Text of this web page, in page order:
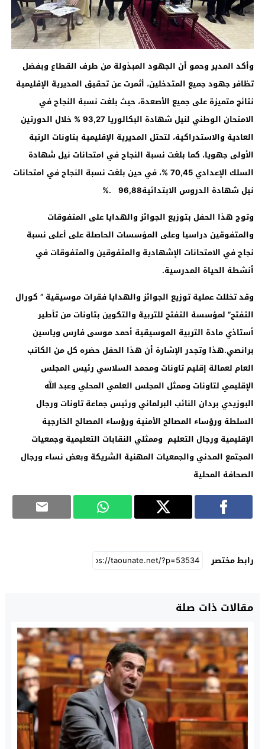
وأكد المدير وحمو أن الجهود المبذولة من طرف القطاع وبفضل
تظافر جهود جميع المتدخلين، أثمرت عن تحقيق المديرية الإقليمية
نتائج متميزة على جميع الأصعدة، حيث بلغت نسبة النجاح في
الامتحان الوطني لنيل شهادة البكالوريا 93,27% خلال الدورتين
العادية والاستدراكية، لتحتل المديرية الإقليمية بتاونات الرتبة
الأولى جهويا، كما بلغت نسبة النجاح في امتحانات نيل شهادة
السلك الإعدادي70,45%، في حين بلغت نسبة النجاح في امتحانات
نيل شهادة الدروس الابتدائية96,88
.%
وتوج هذا الحفل بتوزيع الجوائز والهدايا على المتفوقات
والمتفوقين دراسيا وعلى المؤسسات الحاصلة على أعلى نسبة
نجاح في الامتحانات الإشهادية والمتفوقين والمتفوقات في
أنشطة الحياة المدرسية.
وقد تخللت عملية توزيع الجوائز والهدايا فقرات موسيقية ” كورال
التفتح” لمؤسسة التفتح للتربية والتكوين بتاونات من تأطير
أستاذي مادة التربية الموسيقية أحمد موسى فارس وياسين
برانصي.هذا وتجدر الإشارة أن هذا الحفل حضره كل من الكاتب
العام لعمالة إقليم تاونات ومحمد السلاسي رئيس المجلس
الإقليمي لتاونات وممثل المجلس العلمي المحلي وعبد الله
البوزيدي بردان النائب البرلماني ورئيس جماعة تاونات ورجال
السلطة ورؤساء المصالح الأمنية ورؤساء المصالح الخارجية
الإقليمية ورجال التعليم وممثلي النقابات التعليمية وجمعيات
المجتمع المدني والجمعيات المهنية الشريكة وبعض نساء ورجال
الصحافة المحلية
رابط مختصر
مقالات ذات صلة